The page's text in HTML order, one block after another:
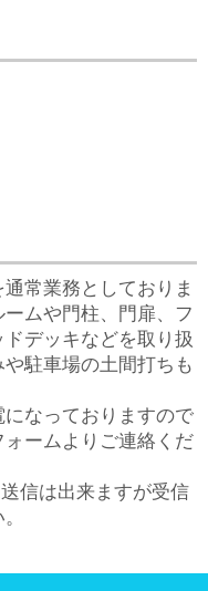
常業務としておりま
ムや門柱、門扉、フ
デッキなどを取り扱
駐車場の土間打ちも
になっておりますので
ームよりご連絡くだ
信は出来ますが受信